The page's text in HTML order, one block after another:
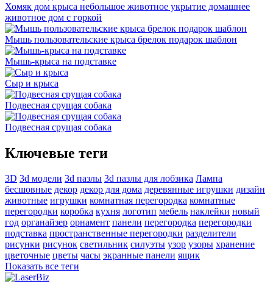
Хомяк дом крыса небольшое животное укрытие домашнее
животное дом с горкой
Мышь пользовательские крыса брелок подарок шаблон
Мышь-крыса на подставке
Сыр и крыса
Подвесная срущая собака
Подвесная срущая собака
Ключевые теги
3D 3d модели 3d пазлы 3d пазлы для лобзика Лампа
бесшовные декор декор для дома деревянные игрушки дизайн
животные игрушки комнатная перегородка комнатные
перегородки коробка кухня логотип мебель наклейки новый
год органайзер орнамент панели перегородка перегородки
подставка пространственные перегородки разделители
рисунки рисунок светильник силуэты узор узоры хранение
цветочные цветы часы экранные панели ящик
Показать все теги